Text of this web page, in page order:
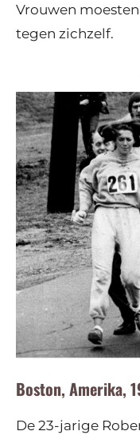
Vrouwen
tegen zichzelf.
Boston, Amerika,
De 23-jarige